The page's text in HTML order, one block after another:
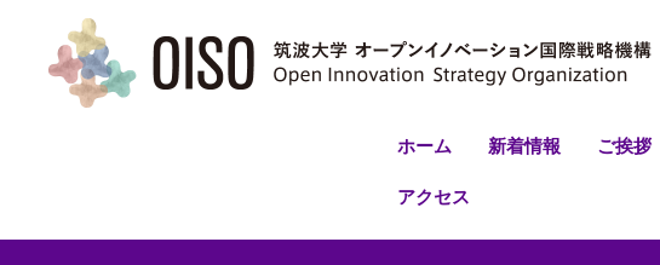
ホーム 新着情報 ご挨拶
アクセス